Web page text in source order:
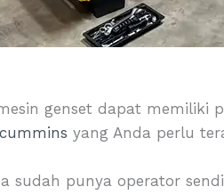
genset dapat memiliki
yang Anda perlu
sudah punya operator